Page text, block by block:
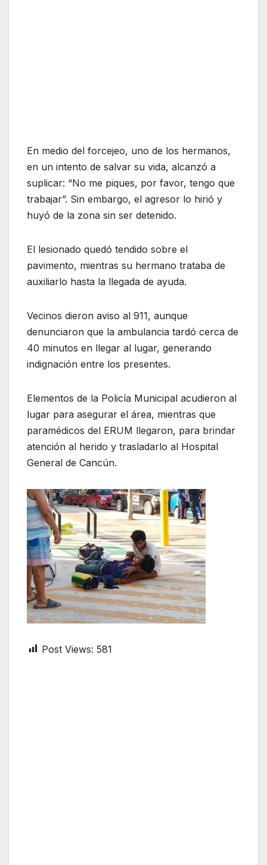
En medio del forcejeo, uno de los hermanos,
en un intento de salvar su vida, alcanzó a
suplicar: “No me piques, por favor, tengo que
trabajar”. Sin embargo, el agresor lo hirió y
huyó de la zona sin ser detenido.
El lesionado quedó tendido sobre el
pavimento, mientras su hermano trataba de
auxiliarlo hasta la llegada de ayuda.
Vecinos dieron aviso al 911, aunque
denunciaron que la ambulancia tardó cerca de
40 minutos en llegar al lugar, generando
indignación entre los presentes.
Elementos de la Policía Municipal acudieron al
lugar para asegurar el área, mientras que
paramédicos del ERUM llegaron, para brindar
atención al herido y trasladarlo al Hospital
General de Cancún.
Post Views: 581